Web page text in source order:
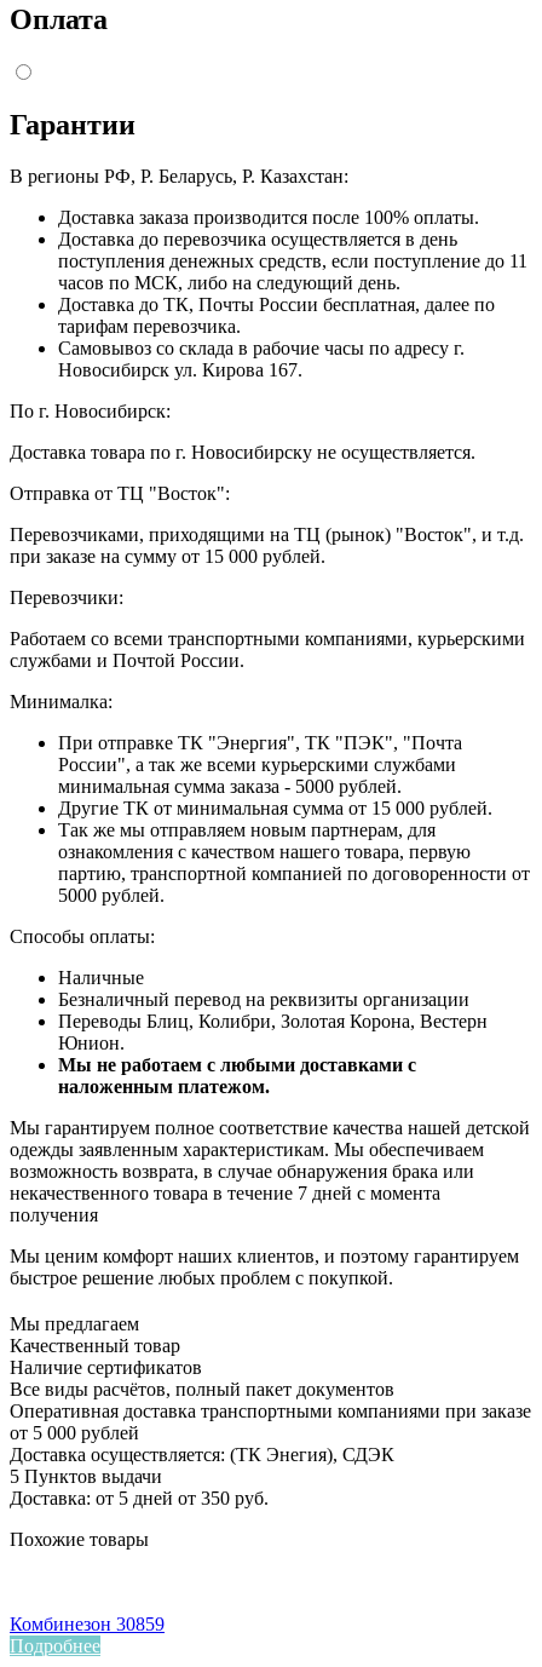
Оплата
Гарантии
В регионы РФ, Р. Беларусь, Р. Казахстан:
Доставка заказа производится после 100% оплаты.
Доставка до перевозчика осуществляется в день
поступления денежных средств, если поступление до 11
часов по МСК, либо на следующий день.
Доставка до ТК, Почты России бесплатная, далее по
тарифам перевозчика.
Самовывоз со склада в рабочие часы по адресу г.
Новосибирск ул. Кирова 167.
По г. Новосибирск:
Доставка товара по г. Новосибирску не осуществляется.
Отправка от ТЦ "Восток":
Перевозчиками, приходящими на ТЦ (рынок) "Восток", и т.д.
при заказе на сумму от 15 000 рублей.
Перевозчики:
Работаем со всеми транспортными компаниями, курьерскими
службами и Почтой России.
Минималка:
При отправке ТК "Энергия", ТК "ПЭК", "Почта
России", а так же всеми курьерскими службами
минимальная сумма заказа - 5000 рублей.
Другие ТК от минимальная сумма от 15 000 рублей.
Так же мы отправляем новым партнерам, для
ознакомления с качеством нашего товара, первую
партию, транспортной компанией по договоренности от
5000 рублей.
Способы оплаты:
Наличные
Безналичный перевод на реквизиты организации
Переводы Блиц, Колибри, Золотая Корона, Вестерн
Юнион.
Мы не работаем с любыми доставками с
наложенным платежом.
Мы гарантируем полное соответствие качества нашей детской
одежды заявленным характеристикам. Мы обеспечиваем
возможность возврата, в случае обнаружения брака или
некачественного товара в течение 7 дней с момента
получения
Мы ценим комфорт наших клиентов, и поэтому гарантируем
быстрое решение любых проблем с покупкой.
Мы предлагаем
Качественный товар
Наличие сертификатов
Все виды расчётов, полный пакет документов
Оперативная доставка транспортными компаниями при заказе
от 5 000 рублей
Доставка осуществляется: (ТК Энегия), СДЭК
5 Пунктов выдачи
Доставка: от 5 дней от 350 руб.
Похожие товары
Комбинезон 30859
Подробнее